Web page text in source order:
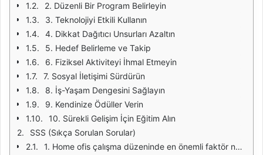
2. Düzenli Bir Program Belirleyin
3. Teknolojiyi Etkili Kullanın
4. Dikkat Dağıtıcı Unsurları Azaltın
5. Hedef Belirleme ve Takip
6. Fiziksel Aktiviteyi İhmal Etmeyin
7. Sosyal İletişimi Sürdürün
8. İş-Yaşam Dengesini Sağlayın
9. Kendinize Ödüller Verin
10. Sürekli Gelişim İçin Eğitim Alın
SSS (Sıkça Sorulan Sorular)
1. Home ofis çalışma düzeninde en önemli faktör nedir?